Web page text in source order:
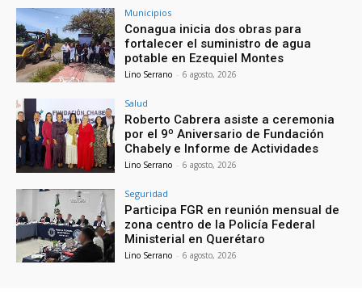
Municipios
Conagua inicia dos obras para
fortalecer el suministro de agua
potable en Ezequiel Montes
Lino Serrano - 6 agosto, 2026
Salud
Roberto Cabrera asiste a ceremonia
por el 9º Aniversario de Fundación
Chabely e Informe de Actividades
Lino Serrano - 6 agosto, 2026
Seguridad
Participa FGR en reunión mensual de
zona centro de la Policía Federal
Ministerial en Querétaro
Lino Serrano - 6 agosto, 2026